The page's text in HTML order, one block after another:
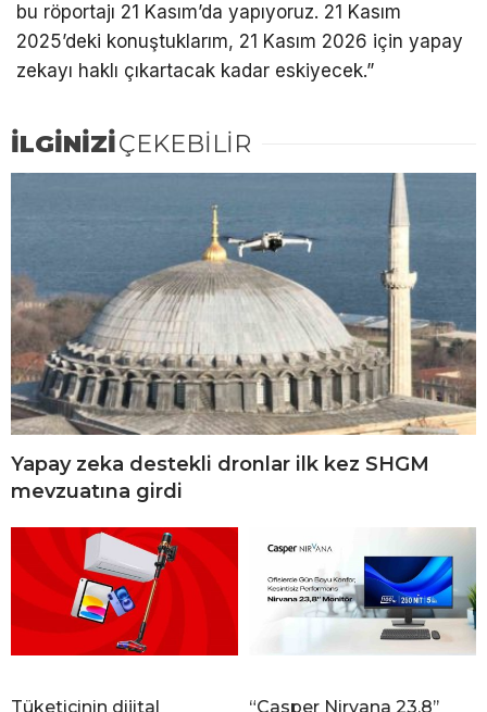
bu röportajı 21 Kasım’da yapıyoruz. 21 Kasım
2025’deki konuştuklarım, 21 Kasım 2026 için yapay
zekayı haklı çıkartacak kadar eskiyecek.”
İLGİNİZİÇEKEBİLİR
Yapay zeka destekli dronlar ilk kez SHGM
mevzuatına girdi
Tüketicinin dijital
“Casper Nirvana 23.8’’